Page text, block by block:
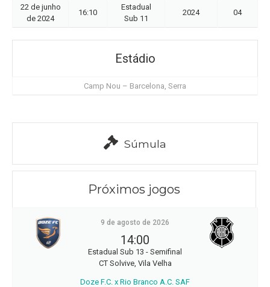
22 de junho
de 2024
16:10
Estadual
Sub 11
2024 04
Estádio
Camp Nou – Barcelona, Serra
Súmula
Próximos jogos
9 de agosto de 2026
14:00
Estadual Sub 13 - Semifinal
CT Solvive, Vila Velha
Doze F.C. x Rio Branco A.C. SAF